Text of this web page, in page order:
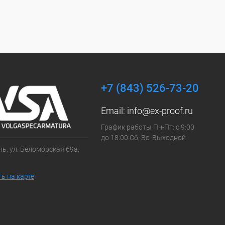
ул. Беломорская 69а,
на карте
+7 (843) 526-73-20
Email: info@ex-proof.ru
График работы Пн-Пт: с 9:00
до 18:00 Сб, Вс: Выходной